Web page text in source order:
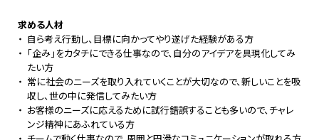
求める人材
・ 自ら考え行動し、目標に向かってやり遂げた経験がある方
・ 「企み」をカタチにできる仕事なので、自分のアイデアを具現化してみ
たい方
・ 常に社会のニーズを取り入れていくことが大切なので、新しいことを吸
収し、世の中に発信してみたい方
・ お客様のニーズに応えるために試行錯誤することも多いので、チャレ
ンジ精神にあふれている方